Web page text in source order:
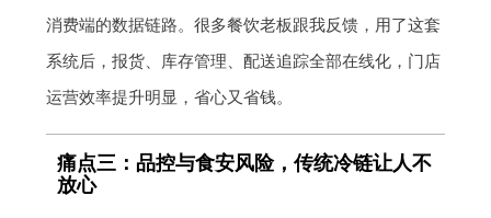
消费端的数据链路。很多餐饮老板跟我反馈，用了这套
系统后，报货、库存管理、配送追踪全部在线化，门店
运营效率提升明显，省心又省钱。
痛点三：品控与食安风险，传统冷链让人不
放心